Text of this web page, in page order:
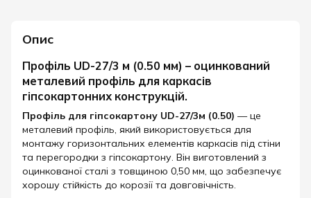
Опис
Профіль UD-27/3 м (0.50 мм) – оцинкований
металевий профіль для каркасів
гіпсокартонних конструкцій.
Профіль для гіпсокартону UD-27/3м (0.50) — це
металевий профіль, який використовується для
монтажу горизонтальних елементів каркасів під стіни
та перегородки з гіпсокартону. Він виготовлений з
оцинкованої сталі з товщиною 0,50 мм, що забезпечує
хорошу стійкість до корозії та довговічність.